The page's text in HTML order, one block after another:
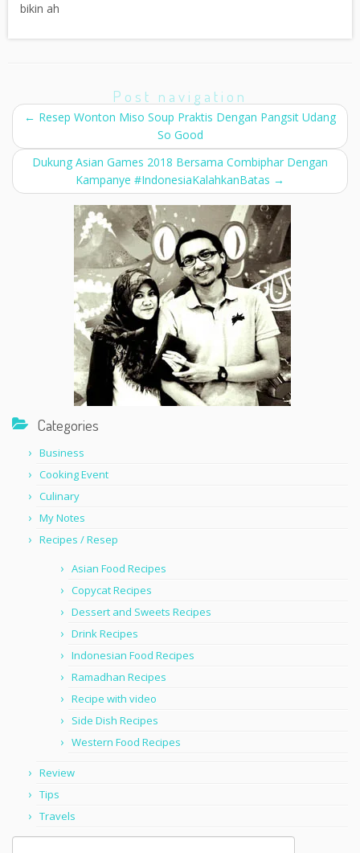
bikin ah
Post navigation
← Resep Wonton Miso Soup Praktis Dengan Pangsit Udang
So Good
Dukung Asian Games 2018 Bersama Combiphar Dengan
Kampanye #IndonesiaKalahkanBatas →
Categories
Business
Cooking Event
Culinary
My Notes
Recipes / Resep
Asian Food Recipes
Copycat Recipes
Dessert and Sweets Recipes
Drink Recipes
Indonesian Food Recipes
Ramadhan Recipes
Recipe with video
Side Dish Recipes
Western Food Recipes
Review
Tips
Travels
Search